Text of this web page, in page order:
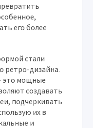
его более
стали
ретро-дизайна.
это мощные
создавать
подчеркивать
их в
и